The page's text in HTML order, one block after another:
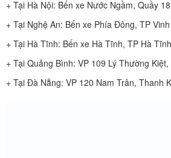
+ Tại Hà Nội: Bến xe Nước Ngầm, Quầy
+ Tại Nghệ An: Bến xe Phía Đông, TP Vinh
+ Tại Hà Tĩnh: Bến xe Hà Tĩnh, TP Hà Tĩnh
+ Tại Quảng Bình: VP 109 Lý Thường
+ Tại Đà Nẵng: VP 120 Nam Trân, Thanh